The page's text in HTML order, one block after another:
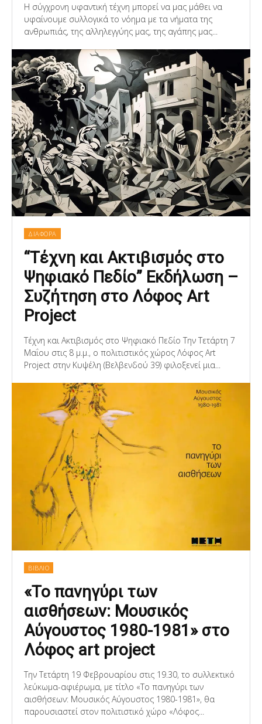
Η σύγχρονη υφαντική τέχνη μπορεί να μας μάθει να
υφαίνουμε συλλογικά το νόημα με τα νήματα της
ανθρωπιάς, της αλληλεγγύης μας, της αγάπης μας...
ΔΙΑΦΟΡΑ
“Τέχνη και Ακτιβισμός στο
Ψηφιακό Πεδίο” Εκδήλωση –
Συζήτηση στο Λόφος Art
Project
Τέχνη και Ακτιβισμός στο Ψηφιακό Πεδίο Την Τετάρτη 7
Μαΐου στις 8 μ.μ., ο πολιτιστικός χώρος Λόφος Art
Project στην Κυψέλη (Βελβενδού 39) φιλοξενεί μια...
ΒΙΒΛΙΟ
«Το πανηγύρι των
αισθήσεων: Μουσικός
Αύγουστος 1980-1981» στο
Λόφος art project
Την Τετάρτη 19 Φεβρουαρίου στις 19.30, το συλλεκτικό
λεύκωμα-αφιέρωμα, με τίτλο «Το πανηγύρι των
αισθήσεων: Μουσικός Αύγουστος 1980-1981», θα
παρουσιαστεί στον πολιτιστικό χώρο «Λόφος...